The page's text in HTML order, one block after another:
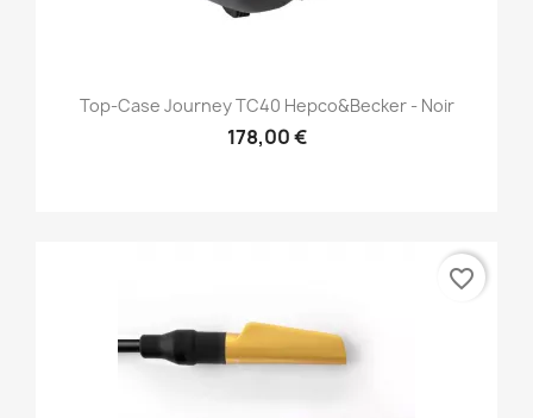
Top-Case Journey TC40 Hepco&Becker - Noir
178,00 €
favorite_border